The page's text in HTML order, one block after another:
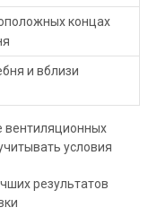
концах
и вблизи
вентиляционных
условия
результатов